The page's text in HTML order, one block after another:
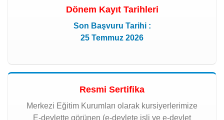
Dönem Kayıt Tarihleri
Son Başvuru Tarihi :
25 Temmuz 2026
Resmi Sertifika
Merkezi Eğitim Kurumları olarak kursiyerlerimize
E-devlette görünen (e-devlete işli ve e-devlet